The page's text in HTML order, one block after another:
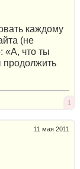
каждому
(не
«А, что ты
продолжить
1
11 мая 2011